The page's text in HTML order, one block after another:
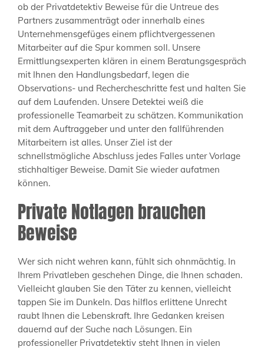
ob der Privatdetektiv Beweise für die Untreue des
Partners zusammenträgt oder innerhalb eines
Unternehmensgefüges einem pflichtvergessenen
Mitarbeiter auf die Spur kommen soll. Unsere
Ermittlungsexperten klären in einem Beratungsgespräch
mit Ihnen den Handlungsbedarf, legen die
Observations- und Rechercheschritte fest und halten Sie
auf dem Laufenden. Unsere Detektei weiß die
professionelle Teamarbeit zu schätzen. Kommunikation
mit dem Auftraggeber und unter den fallführenden
Mitarbeitern ist alles. Unser Ziel ist der
schnellstmögliche Abschluss jedes Falles unter Vorlage
stichhaltiger Beweise. Damit Sie wieder aufatmen
können.
Private Notlagen brauchen
Beweise
Wer sich nicht wehren kann, fühlt sich ohnmächtig. In
Ihrem Privatleben geschehen Dinge, die Ihnen schaden.
Vielleicht glauben Sie den Täter zu kennen, vielleicht
tappen Sie im Dunkeln. Das hilflos erlittene Unrecht
raubt Ihnen die Lebenskraft. Ihre Gedanken kreisen
dauernd auf der Suche nach Lösungen. Ein
professioneller Privatdetektiv steht Ihnen in vielen